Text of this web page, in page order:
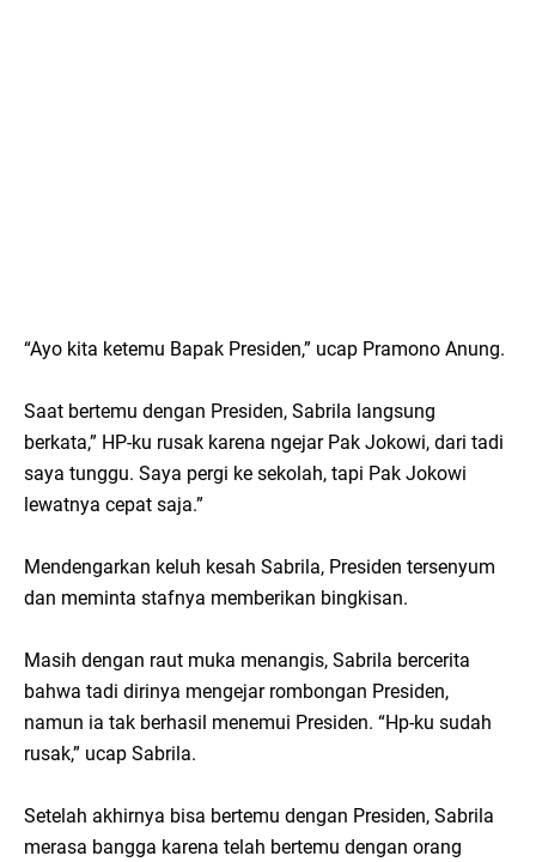
“Ayo kita ketemu Bapak Presiden,” ucap Pramono Anung.
Saat bertemu dengan Presiden, Sabrila langsung
berkata,” HP-ku rusak karena ngejar Pak Jokowi, dari tadi
saya tunggu. Saya pergi ke sekolah, tapi Pak Jokowi
lewatnya cepat saja.”
Mendengarkan keluh kesah Sabrila, Presiden tersenyum
dan meminta stafnya memberikan bingkisan.
Masih dengan raut muka menangis, Sabrila bercerita
bahwa tadi dirinya mengejar rombongan Presiden,
namun ia tak berhasil menemui Presiden. “Hp-ku sudah
rusak,” ucap Sabrila.
Setelah akhirnya bisa bertemu dengan Presiden, Sabrila
merasa bangga karena telah bertemu dengan orang